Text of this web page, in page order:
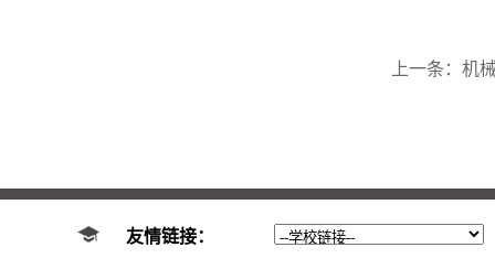
上一条： 机
友情链接：